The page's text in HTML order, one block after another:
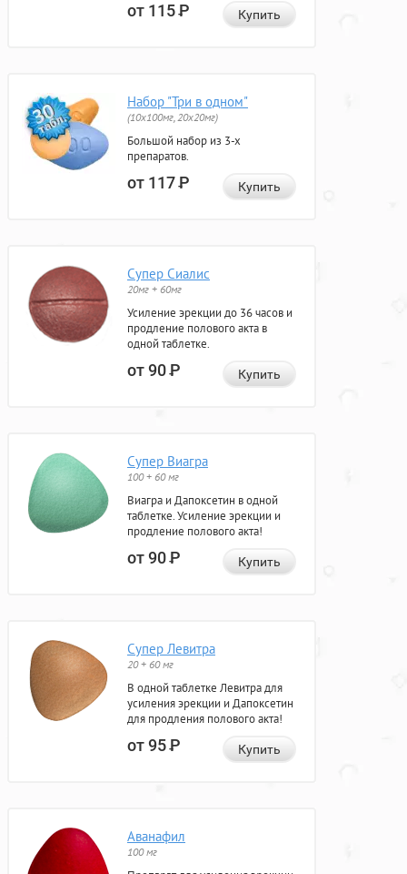
от 115Р Купить
Набор "Три в одном"
(10x100мг, 20x20мг)
Большой набор из 3-х
препаратов.
от 117Р Купить
Супер Сиалис
20мг + 60мг
Усиление эрекции до 36 часов и
продление полового акта в
одной таблетке.
от 90Р Купить
Супер Виагра
100 + 60 мг
Виагра и Дапоксетин в одной
таблетке. Усиление эрекции и
продление полового акта!
от 90Р Купить
Супер Левитра
20 + 60 мг
В одной таблетке Левитра для
усиления эрекции и Дапоксетин
для продления полового акта!
от 95Р Купить
Аванафил
100 мг